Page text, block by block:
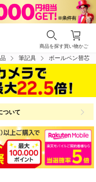
買い物かご
商品を探す
筆記具 ボールペン替芯
ついて